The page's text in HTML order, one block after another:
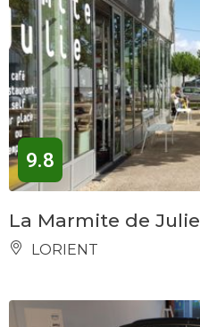
9.8
La Marmite de Julie
LORIENT